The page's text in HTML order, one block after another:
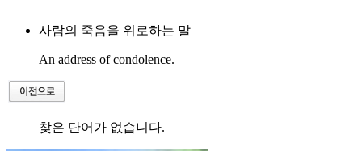
사람의 죽음을 위로하는 말
An address of condolence.
찾은 단어가 없습니다.